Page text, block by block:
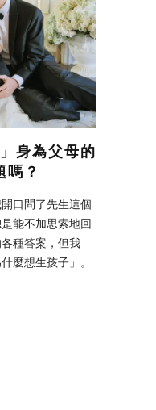
身為父母的
嗎？
口問了先生這個
能不加思索地回
種答案，但我
麼想生孩子」。